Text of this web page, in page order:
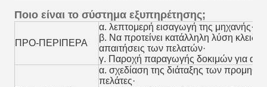
Ποιο είναι το σύστημα εξυπηρέτησης;
ΠΡΟ-ΠΕΡΙΠΕΡΑ
α. λεπτομερή εισαγωγή της μηχανής·
β. Να προτείνει κατάλληλη λύση κλειδί
απαιτήσεις των πελατών·
γ. Παροχή παραγωγής δοκιμών για
α. σχεδίαση της διάταξης των
πελάτες·